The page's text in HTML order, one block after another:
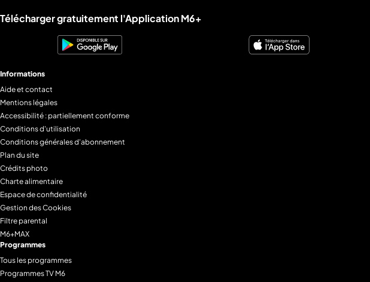
Liens utiles M6+.
Télécharger gratuitement l'Application M6+
Informations
Aide et contact
Mentions légales
Accessibilité : partiellement conforme
Conditions d'utilisation
Conditions générales d'abonnement
Plan du site
Crédits photo
Charte alimentaire
Espace de confidentialité
Gestion des Cookies
Filtre parental
M6+MAX
Programmes
Tous les programmes
Programmes TV M6